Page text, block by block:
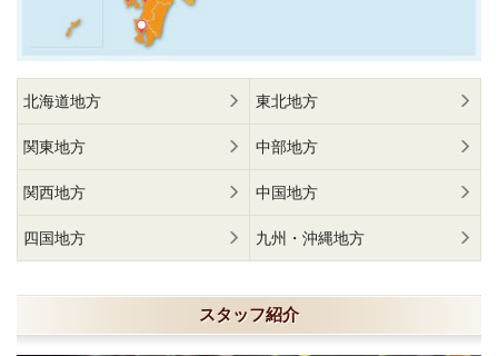
北海道地方 東北地方
関東地方 中部地方
関西地方 中国地方
四国地方 九州・沖縄地方
スタッフ紹介